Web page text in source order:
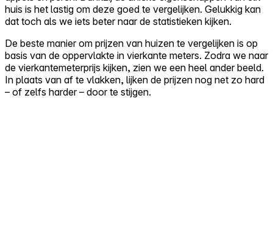
huis is het lastig om deze goed te vergelijken. Gelukkig kan
dat toch als we iets beter naar de statistieken kijken.
De beste manier om prijzen van huizen te vergelijken is op
basis van de oppervlakte in vierkante meters. Zodra we naar
de vierkantemeterprijs kijken, zien we een heel ander beeld.
In plaats van af te vlakken, lijken de prijzen nog net zo hard
– of zelfs harder – door te stijgen.